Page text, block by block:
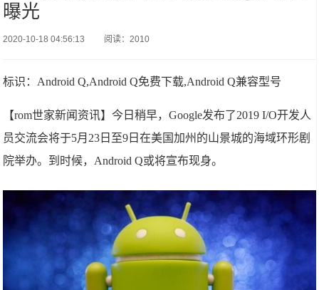
曝光
2020-10-18 04:56:13 阅读：2010
标识：Android Q,Android Q免费下载,Android Q兼容型号
【rom世家新闻资讯】今日稍早，Google发布了2019 I/O开发人
员交流会将于5月23日至9日在美国加州的山景城的海域环形剧
院举办。到时候，Android Q或将宣布现身。